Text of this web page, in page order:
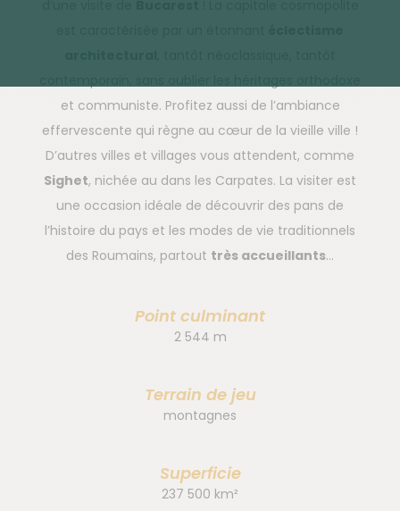
et communiste. Profitez aussi de l’ambiance
effervescente qui règne au cœur de la vieille ville !
D’autres villes et villages vous attendent, comme
Sighet, nichée au dans les Carpates. La visiter est
une occasion idéale de découvrir des pans de
l’histoire du pays et les modes de vie traditionnels
des Roumains, partout très accueillants…
Point culminant
2 544 m
Terrain de jeu
montagnes
Superficie
237 500 km²